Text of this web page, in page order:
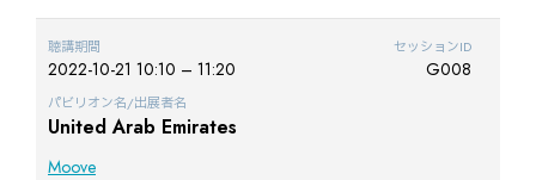
聴講期間
2022-10-21 10:10 – 11:20
セッションID
G008
パビリオン名/出展者名
United Arab Emirates
Moove